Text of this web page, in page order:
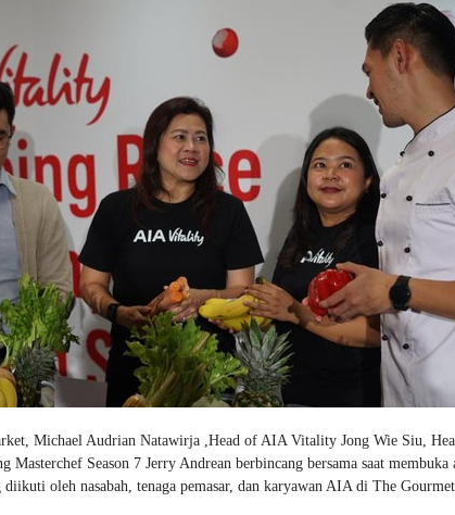
Michael Audrian Natawirja ,Head of AIA Vitality Jong Wie Siu,
Masterchef Season 7 Jerry Andrean berbincang bersama saat
oleh nasabah, tenaga pemasar, dan karyawan AIA di The